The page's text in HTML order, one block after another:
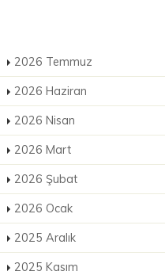
2026 Temmuz
2026 Haziran
2026 Nisan
2026 Mart
2026 Şubat
2026 Ocak
2025 Aralık
2025 Kasım